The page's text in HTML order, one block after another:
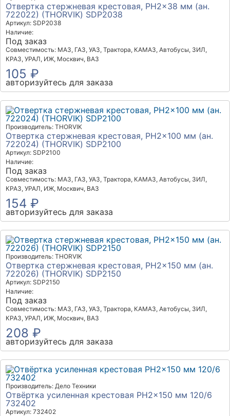
Отвертка стержневая крестовая, PH2x38 мм (ан.
722022) (THORVIK) SDP2038
Артикул: SDP2038
Наличие:
Под заказ
Совместимость: МАЗ, ГАЗ, УАЗ, Трактора, КАМАЗ, Автобусы, ЗИЛ,
КРАЗ, УРАЛ, ИЖ, Москвич, ВАЗ
105 ₽
авторизуйтесь для заказа
Производитель: THORVIK
Отвертка стержневая крестовая, PH2x100 мм (ан.
722024) (THORVIK) SDP2100
Артикул: SDP2100
Наличие:
Под заказ
Совместимость: МАЗ, ГАЗ, УАЗ, Трактора, КАМАЗ, Автобусы, ЗИЛ,
КРАЗ, УРАЛ, ИЖ, Москвич, ВАЗ
154 ₽
авторизуйтесь для заказа
Производитель: THORVIK
Отвертка стержневая крестовая, PH2x150 мм (ан.
722026) (THORVIK) SDP2150
Артикул: SDP2150
Наличие:
Под заказ
Совместимость: МАЗ, ГАЗ, УАЗ, Трактора, КАМАЗ, Автобусы, ЗИЛ,
КРАЗ, УРАЛ, ИЖ, Москвич, ВАЗ
208 ₽
авторизуйтесь для заказа
Производитель: Дело Техники
Отвёртка усиленная крестовая PH2×150 мм 120/6
732402
Артикул: 732402